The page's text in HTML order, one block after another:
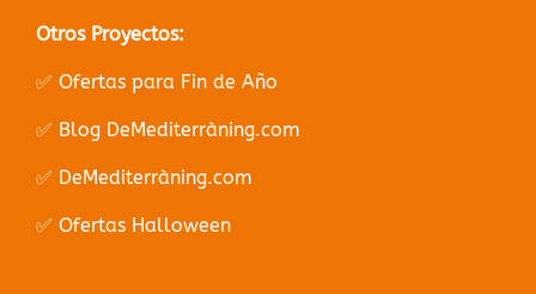
Otros Proyectos:
✅ Ofertas para Fin de Año
✅ Blog DeMediterràning.com
✅ DeMediterràning.com
✅ Ofertas Halloween